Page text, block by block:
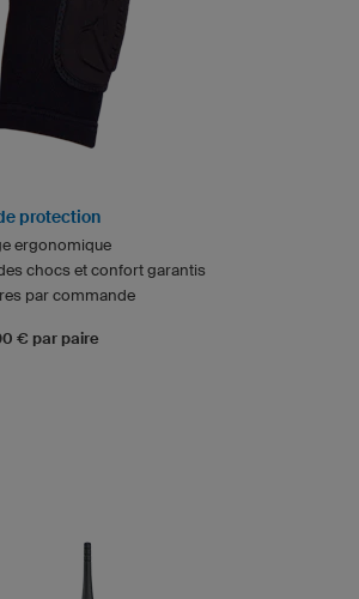
protection
ergonomique
chocs et confort garantis
par commande
€ par paire